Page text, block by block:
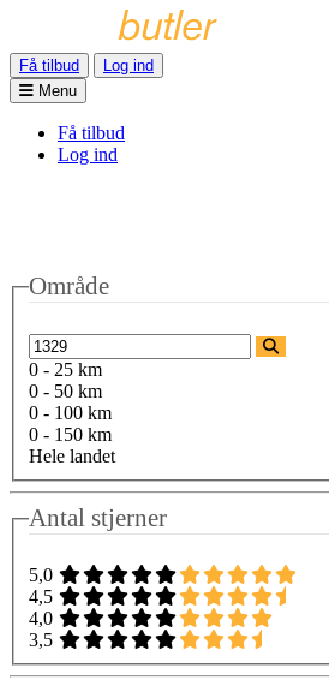
Få tilbud
Log ind
Menu
Få tilbud
Log ind
Område
0 - 25 km
0 - 50 km
0 - 100 km
0 - 150 km
Hele landet
Antal stjerner
5,0
4,5
4,0
3,5